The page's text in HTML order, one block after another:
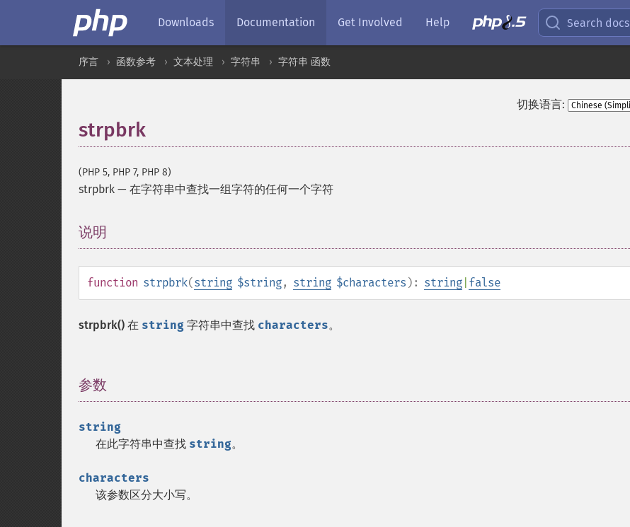
Downloads Documentation Get Involved Help Search docs
序言 函数参考 文本处理 字符串 字符串 函数
切换语言:
strpbrk
(PHP 5, PHP 7, PHP 8)
strpbrk — 在字符串中查找一组字符的任何一个字符
说明
function strpbrk(string $string, string $characters ): string false
strpbrk() 在 string 字符串中查找 characters。
参数
string
在此字符串中查找 string。
characters
该参数区分大小写。